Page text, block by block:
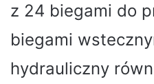
z 24 biegami do
biegami
hydrauliczny